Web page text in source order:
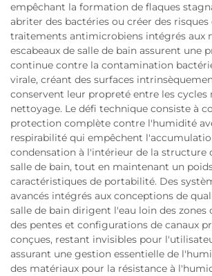
empêchant la formation de flaques
abriter des bactéries ou créer des risques
traitements antimicrobiens intégrés aux
escabeaux de salle de bain assurent une
continue contre la contamination
virale, créant des surfaces
conservent leur propreté entre les cycles
nettoyage. Le défi technique consiste à
protection complète contre l'humidité
respirabilité qui empêchent
condensation à l'intérieur de la structure
salle de bain, tout en maintenant un
caractéristiques de portabilité. Des
avancés intégrés aux conceptions de
salle de bain dirigent l'eau loin des zones
des pentes et configurations de canaux
conçues, restant invisibles pour
assurant une gestion essentielle de
des matériaux pour la résistance à